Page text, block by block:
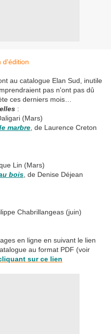
au catalogue Elan Sud, inutile
pas n'ont pas dû
ces derniers mois…
:
(Mars)
marbre , de Laurence Creton
Lin (Mars)
bois , de Denise Déjean
Chabrillangeas (juin)
en ligne en suivant le lien
au format PDF (voir
sur ce lien